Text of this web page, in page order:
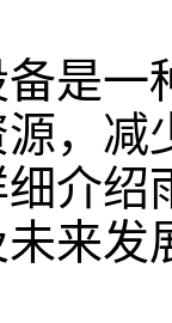
是
，减
介
来发